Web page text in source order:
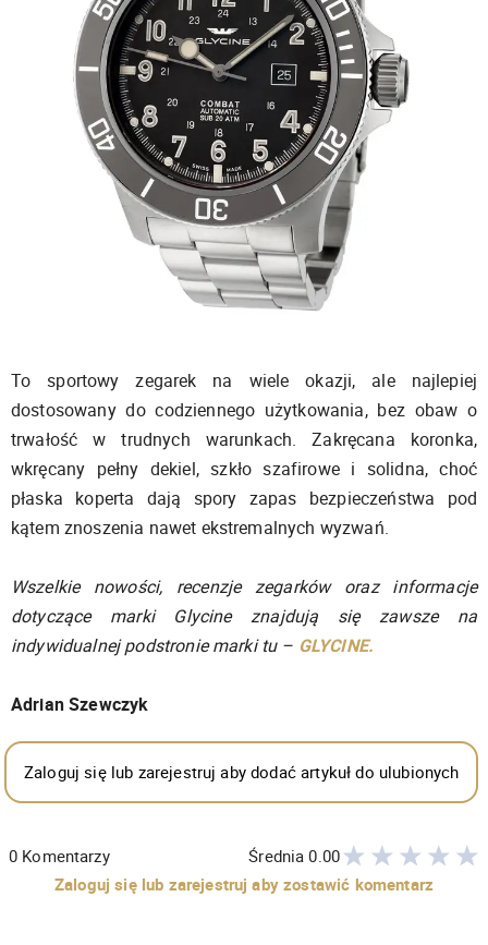
To sportowy zegarek na wiele okazji, ale najlepiej
dostosowany do codziennego użytkowania, bez obaw o
trwałość w trudnych warunkach. Zakręcana koronka,
wkręcany pełny dekiel, szkło szafirowe i solidna, choć
płaska koperta dają spory zapas bezpieczeństwa pod
kątem znoszenia nawet ekstremalnych wyzwań.
Wszelkie nowości, recenzje zegarków oraz informacje
dotyczące marki Glycine znajdują się zawsze na
indywidualnej podstronie marki tu – GLYCINE.
Adrian Szewczyk
Zaloguj się lub zarejestruj aby dodać artykuł do ulubionych
0 Komentarzy Średnia0.00
Zaloguj się lub zarejestruj aby zostawić komentarz